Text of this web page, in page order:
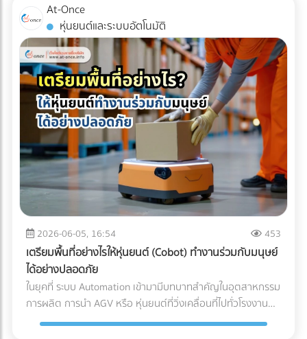
รอยต่อ" (Seamless Temperature Control) ตั้งแต่หน้าฟาร์มที่
ญี่ปุ่นจนถึงประตูโรงงานในไทย 1. Origin (ต้นทางที่ญี่ปุ่น):
กระบวนการเริ่มต้นตั้งแต่หลังจากการบด ผงมัทฉะจะถูกบรรจุใน
ถุงฟอยล์ทึบแสงแบบสุญญากาศ หรือซีลพร้อมซองดูดออกซิเจน
ทันที จากนั้นจะถูกนำไปจัดเก็บในคลังสินค้าควบคุมอุณหภูมิ (มัก
จะต่ำกว่า 15°C หรือในบางเกรดอาจติดลบ) 2. Transit (ระหว่าง
การเดินทาง): การขนส่งทางเรือ (Ocean Freight) จากญี่ปุ่นมา
ไทยใช้เวลาประมาณ 10-14 วัน หากใช้ตู้คอนเทนเนอร์ปกติ (Dry
Container) อุณหภูมิภายในตู้อาจพุ่งสูงถึง 50-60°C ในตอน
กลางวัน ซึ่งจะอบผงมัทฉะจนเสื่อมสภาพทั้งหมด ธุรกิจ B2B จึง
ต้องเลือกใช้ ตู้คอนเทนเนอร์ควบคุมอุณหภูมิ (Reefer
Container) ที่สามารถตั้งค่าอุณหภูมิให้คงที่ตลอดการเดินทาง
ฝ่ามหาสมุทร 3. Destination (ปลายทางที่ไทย): เมื่อสินค้าถึง
ท่าเรือประเทศไทย ความท้าทายคือ "อุณหภูมิภายนอกที่ร้อนจัด"
กระบวนการเคลียร์สินค้าทางศุลกากร (Customs Clearance)
ต้องทำอย่างรวดเร็ว และขนถ่ายสินค้าขึ้นรถบรรทุกห้องเย็น
(Refrigerated Truck) ทันที เพื่อนำไปจัดเก็บในคลังสินค้าปรับ
อากาศของโรงงาน รอการเบิกจ่ายเข้าสู่สายพานการผลิตต่อไป
ผลตอบแทนของการลงทุนใน Cold Chain สำหรับโรงงาน F&B
หลายองค์กรอาจมองว่าค่าใช้จ่ายในระบบ Cold Chain Logistics
หากมีการวางแผนอย่างถูกต้องตามข้อกำหนดของกรม
สรรพากร เงื่อนไขการนำค่าใช้จ่าย Outing & CSR ไปหักภาษี
บริษัท การจะตอบคำถามว่า "เช่ารถบัสจัดสัมมนา หักภาษีได้
ไหม?" ต้องพิจารณาเงื่อนไขหลัก ดังนี้: ต้องมีวัตถุประสงค์เพื่อ
การพัฒนาบุคลากร: กิจกรรมต้องมีกำหนดการ (Itinerary)
ชัดเจน เช่น มีการอบรมสัมมนา หรือทำกิจกรรม CSR ที่เป็น
ประโยชน์ต่อสังคม เป็นสิทธิประโยชน์ที่พนักงานทุกคนเข้าถึงได้:
ต้องเป็นการจัดเลี้ยงหรือสวัสดิการที่ให้สิทธิพนักงานทุกคนอย่าง
เท่าเทียม ไม่เลือกปฏิบัติเฉพาะกลุ่ม มีหลักฐานการจ่ายเงินที่ถูก
ต้อง: ต้องมีใบกำกับภาษี/ใบเสร็จรับเงินที่ระบุชื่อบริษัทของคุณ
อย่างครบถ้วน 3 เทคนิคเช่ารถทัวร์เหมาคันให้ "ประหยัดงบ" และ
ถูกต้องตามกฎหมาย การประเมินจำนวนคนและประเภทรถ
(Capacity Planning): เลือกรถให้พอดีกับจำนวนคน เช่น
พนักงาน 20 คน ควรเลือกมินิบัสแทนรถบัสขนาด 40 ที่นั่ง เพื่อ
ลดค่าใช้จ่ายส่วนเกิน การคำนวณเส้นทางและจุดแวะพัก: วางแผน
เส้นทางให้ชัดเจนเพื่อหลีกเลี่ยงการวิ่งรถอ้อม ซึ่งจะช่วยลดต้นทุน
ค่าน้ำมันและค่าล่วงเวลา (OT) ของคนขับรถ เลือกบริษัทรถเช่าที่
จดทะเบียนนิติบุคคล: ข้อนี้สำคัญที่สุด! เพื่อให้สามารถออก ใบ
กำกับภาษีค่าเช่ารถ และทำเอกสารหัก ณ ที่จ่ายได้อย่างถูกต้อง
ตามกฎหมาย เช็กลิสต์เอกสารที่ HR และจัดซื้อต้องเตรียมให้ฝ่าย
At-Once
หุ่นยนต์และระบบอัตโนมัติ
2026-06-05, 16:54 453
เตรียมพื้นที่อย่างไรให้หุ่นยนต์ (Cobot) ทำงานร่วมกับมนุษย์
ได้อย่างปลอดภัย
ในยุคที่ ระบบ Automation เข้ามามีบทบาทสำคัญในอุตสาหกรรม
การผลิต การนำ AGV หรือ หุ่นยนต์ที่วิ่งเคลื่อนที่ไปทั่วโรงงาน
เข้ามาใช้งาน แต่คำถามที่วิศวกรและผู้จัดการโรงงานต้องตอบให้